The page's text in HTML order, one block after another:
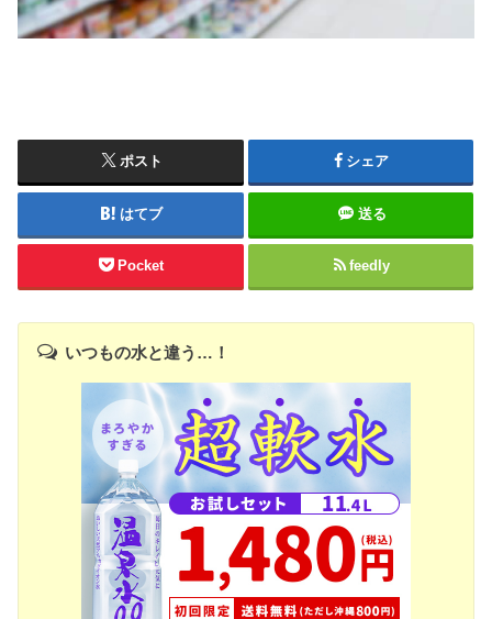
ポスト シェア
はてブ 送る
Pocket feedly
いつもの水と違う…！